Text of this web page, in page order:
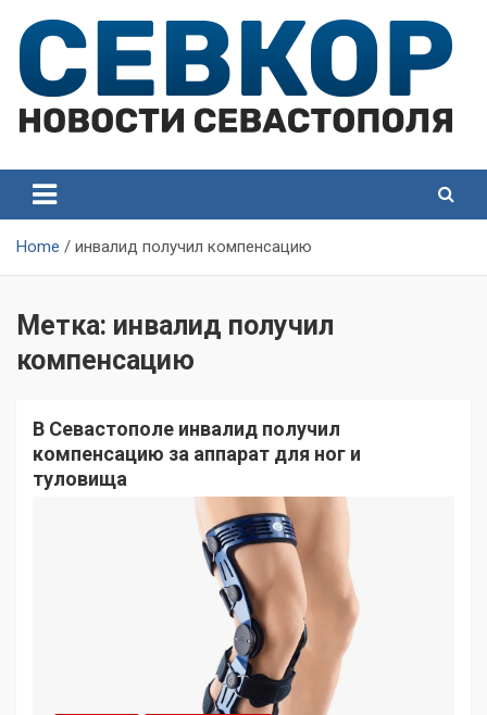
content
Севастополя
Севастополя
Home инвалид получил компенсацию
Метка: инвалид получил
компенсацию
В Севастополе инвалид получил
компенсацию за аппарат для ног и
туловища